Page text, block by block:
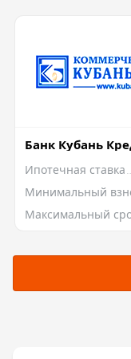
Банк Кубань
Ипотечная ставка
Минимальный
Максимальный